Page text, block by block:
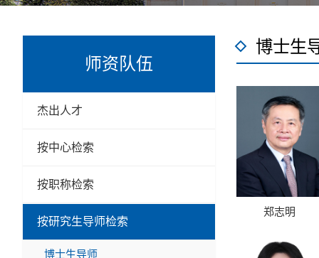
师资队伍
杰出人才
按中心检索
按职称检索
按研究生导师检索
博士生导师
博士生
郑志明